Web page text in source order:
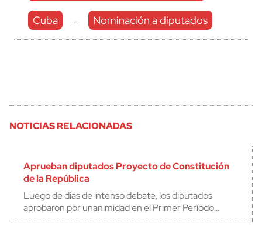
Cuba - Nominación a diputados
NOTICIAS RELACIONADAS
Aprueban diputados Proyecto de Constitución
de la República
Luego de días de intenso debate, los diputados
aprobaron por unanimidad en el Primer Período…